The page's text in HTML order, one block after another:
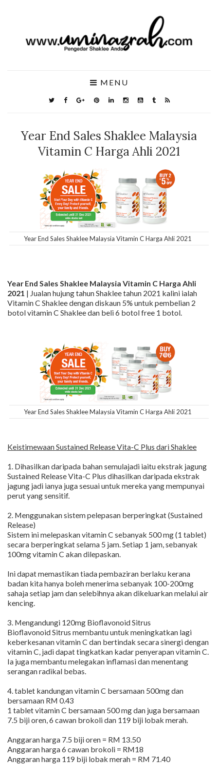
MENU
Year End Sales Shaklee Malaysia
Vitamin C Harga Ahli 2021
Year End Sales Shaklee Malaysia Vitamin C Harga Ahli 2021
Year End Sales Shaklee Malaysia Vitamin C Harga Ahli
2021 | Jualan hujung tahun Shaklee tahun 2021 kalini ialah
Vitamin C Shaklee dengan diskaun 5% untuk pembelian 2
botol vitamin C Shaklee dan beli 6 botol free 1 botol.
Year End Sales Shaklee Malaysia Vitamin C Harga Ahli 2021
Keistimewaan Sustained Release Vita-C Plus dari Shaklee
1. Dihasilkan daripada bahan semulajadi iaitu ekstrak jagung
Sustained Release Vita-C Plus dihasilkan daripada ekstrak
jagung jadi ianya juga sesuai untuk mereka yang mempunyai
perut yang sensitif.
2. Menggunakan sistem pelepasan berperingkat (Sustained
Release)
Sistem ini melepaskan vitamin C sebanyak 500 mg (1 tablet)
secara berperingkat selama 5 jam. Setiap 1 jam, sebanyak
100mg vitamin C akan dilepaskan.
Ini dapat memastikan tiada pembaziran berlaku kerana
badan kita hanya boleh menerima sebanyak 100-200mg
sahaja setiap jam dan selebihnya akan dikeluarkan melalui air
kencing.
3. Mengandungi 120mg Bioflavonoid Sitrus
Bioflavonoid Sitrus membantu untuk meningkatkan lagi
keberkesanan vitamin C dan bertindak secara sinergi dengan
vitamin C, jadi dapat tingkatkan kadar penyerapan vitamin C.
Ia juga membantu melegakan inflamasi dan menentang
serangan radikal bebas.
4. tablet kandungan vitamin C bersamaan 500mg dan
bersamaan RM 0.43
1 tablet vitamin C bersamaan 500 mg dan juga bersamaan
7.5 biji oren, 6 cawan brokoli dan 119 biji lobak merah.
Anggaran harga 7.5 biji oren = RM 13.50
Anggaran harga 6 cawan brokoli = RM18
Anggaran harga 119 biji lobak merah = RM 71.40